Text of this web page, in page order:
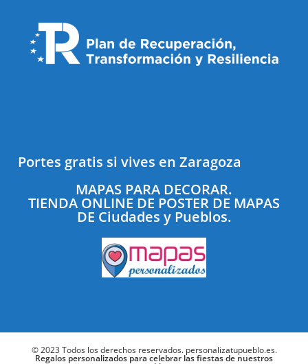
Portes gratis si vives en Zaragoza
MAPAS PARA DECORAR.
TIENDA ONLINE DE POSTER DE MAPAS
DE Ciudades y Pueblos.
© 2023 Todos los derechos reservados. personalizatupueblo.es.
Regalos personalizados para celebrar las fiestas de nuestros